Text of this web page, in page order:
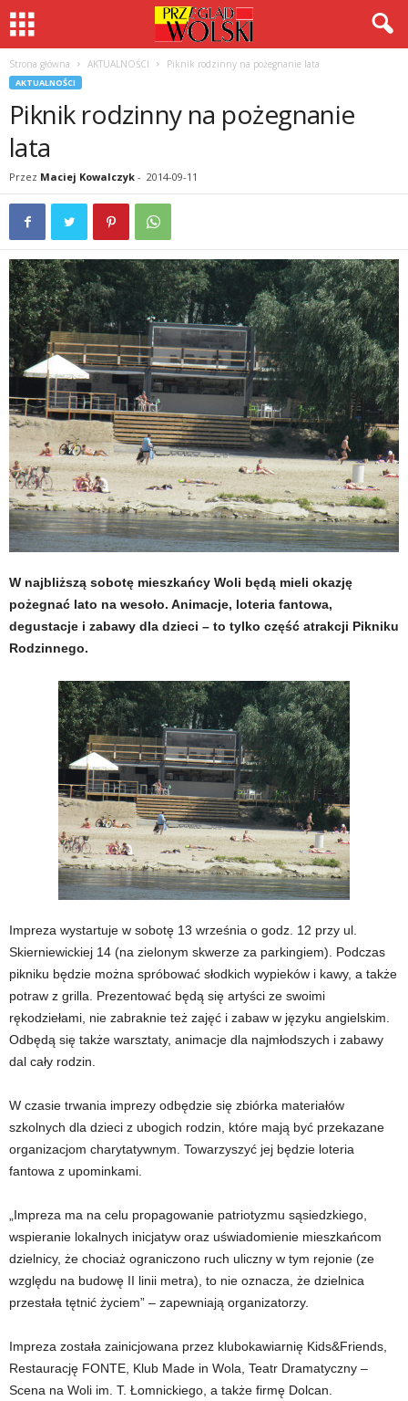
Strona główna AKTUALNOŚCI Piknik rodzinny na pożegnanie lata
AKTUALNOŚCI
Piknik rodzinny na pożegnanie
lata
Przez Maciej Kowalczyk - 2014-09-11
W najbliższą sobotę mieszkańcy Woli będą mieli okazję
pożegnać lato na wesoło. Animacje, loteria fantowa,
degustacje i zabawy dla dzieci – to tylko część atrakcji Pikniku
Rodzinnego.
Impreza wystartuje w sobotę 13 września o godz. 12 przy ul.
Skierniewickiej 14 (na zielonym skwerze za parkingiem). Podczas
pikniku będzie można spróbować słodkich wypieków i kawy, a także
potraw z grilla. Prezentować będą się artyści ze swoimi
rękodziełami, nie zabraknie też zajęć i zabaw w języku angielskim.
Odbędą się także warsztaty, animacje dla najmłodszych i zabawy
dal cały rodzin.
W czasie trwania imprezy odbędzie się zbiórka materiałów
szkolnych dla dzieci z ubogich rodzin, które mają być przekazane
organizacjom charytatywnym. Towarzyszyć jej będzie loteria
fantowa z upominkami.
„Impreza ma na celu propagowanie patriotyzmu sąsiedzkiego,
wspieranie lokalnych inicjatyw oraz uświadomienie mieszkańcom
dzielnicy, że chociaż ograniczono ruch uliczny w tym rejonie (ze
względu na budowę II linii metra), to nie oznacza, że dzielnica
przestała tętnić życiem” – zapewniają organizatorzy.
Impreza została zainicjowana przez klubokawiarnię Kids&Friends,
Restaurację FONTE, Klub Made in Wola, Teatr Dramatyczny –
Scena na Woli im. T. Łomnickiego, a także firmę Dolcan.